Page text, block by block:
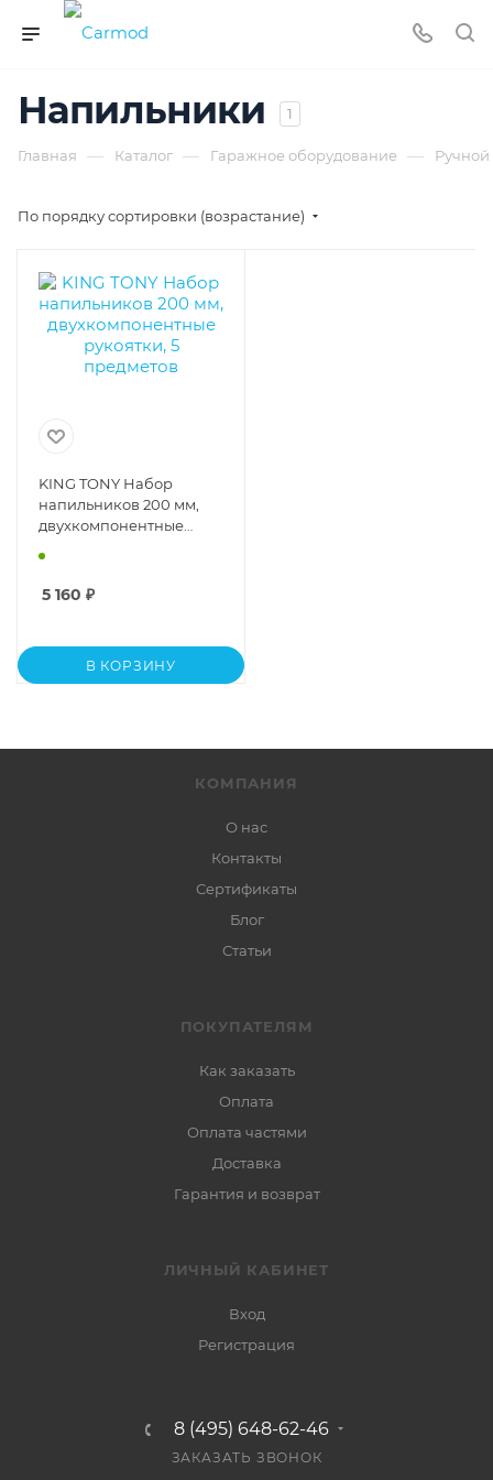
Напильники 1
Главная — Каталог — Гаражное оборудование — Ручной
По порядку сортировки (возрастание)
KING TONY Набор
напильников 200 мм,
двухкомпонентные
5 160 ₽
В КОРЗИНУ
КОМПАНИЯ
О нас
Контакты
Сертификаты
Блог
Статьи
ПОКУПАТЕЛЯМ
Как заказать
Оплата
Оплата частями
Доставка
Гарантия и возврат
ЛИЧНЫЙ КАБИНЕТ
Вход
Регистрация
8 (495) 648-62-46
ЗАКАЗАТЬ ЗВОНОК